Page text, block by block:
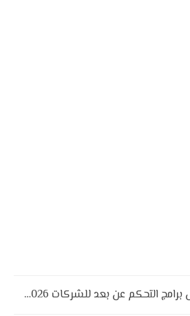
أفضل برامج التحكم عن بعد للشركات 2026 أمان، أداء، واحترافية